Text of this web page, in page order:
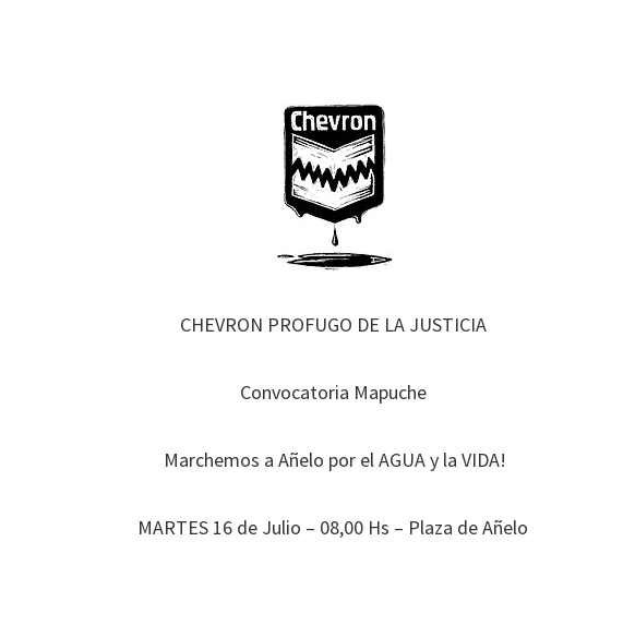
CHEVRON PROFUGO DE LA JUSTICIA
Convocatoria Mapuche
Marchemos a Añelo por el AGUA y la VIDA!
MARTES 16 de Julio – 08,00 Hs – Plaza de Añelo